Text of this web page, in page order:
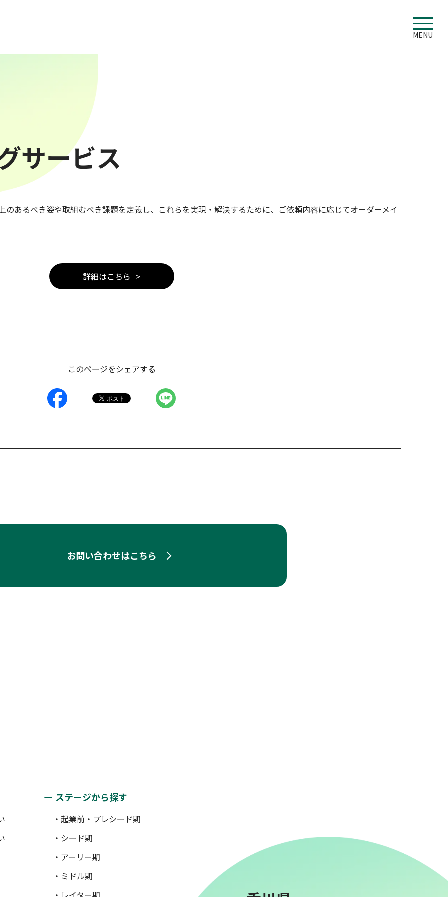
MENU
サービス
のあるべき姿や取組むべき課題を定義し、これらを実現・解決するために、ご依頼内容に応じてオーダーメイ
詳細はこちら
このページをシェアする
お問い合わせはこちら
ステージから探す
・起業前・プレシード期
・シード期
・アーリー期
・ミドル期